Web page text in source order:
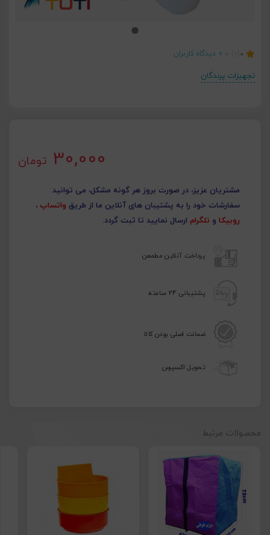
0
0 دیدگاه کاربران
تجهیزات پرندگان
30,000 تومان
مشتریان عزیز، در صورت بروز هر گونه مشکل، می توانید
سفارشات خود را به پشتیبان های آنلاین ما از طریق واتساپ ،
روبیکا و تلگرام ارسال نمایید تا ثبت گردد.
پرداخت آنلاین مطمعن
پشتیبانی 24 ساعته
ضمانت اصلی بودن کالا
تحویل اکسپرس
محصولات مرتبط